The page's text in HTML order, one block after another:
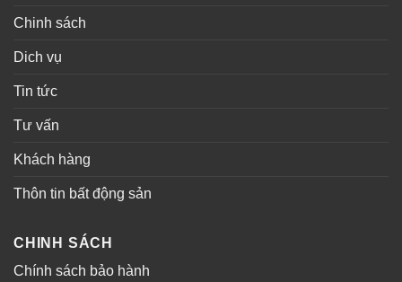
Chinh sách
Dich vụ
Tin tức
Tư vấn
Khách hàng
Thôn tin bất động sản
CHINH SÁCH
Chính sách bảo hành